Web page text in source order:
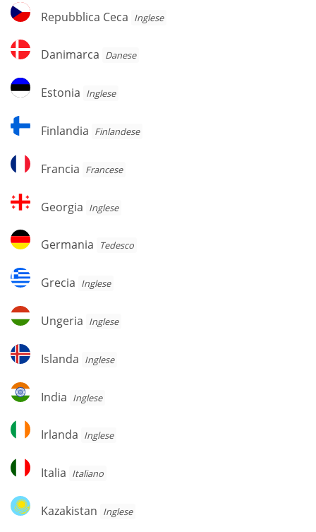
Repubblica
Ceca
Repubblica Ceca Inglese
Danimarca
Danimarca Danese
Estonia
Estonia Inglese
Finlandia
Finlandia Finlandese
Francia
Francia Francese
Georgia
Georgia Inglese
Germania
Germania Tedesco
Grecia
Grecia Inglese
Ungeria
Ungeria Inglese
Islanda
Islanda Inglese
India
India Inglese
Irlanda
Irlanda Inglese
Italia
Italia Italiano
Kazakistan
Kazakistan Inglese